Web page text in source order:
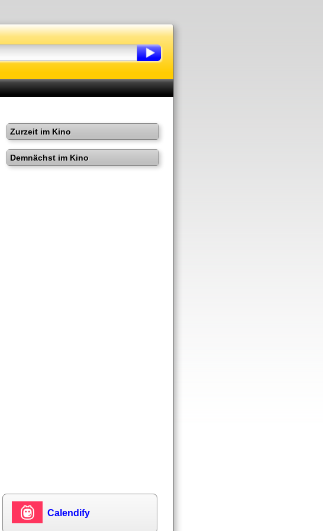
Zurzeit im Kino
Demnächst im Kino
Calendify